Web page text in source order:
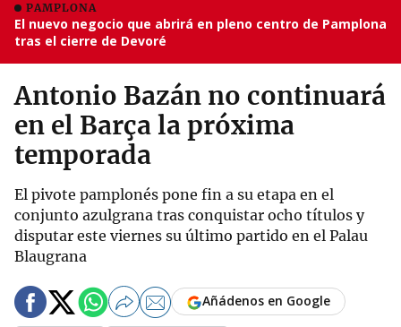
PAMPLONA
El nuevo negocio que abrirá en pleno centro de Pamplona
tras el cierre de Devoré
Antonio Bazán no continuará
en el Barça la próxima
temporada
El pivote pamplonés pone fin a su etapa en el
conjunto azulgrana tras conquistar ocho títulos y
disputar este viernes su último partido en el Palau
Blaugrana
Añádenos en Google